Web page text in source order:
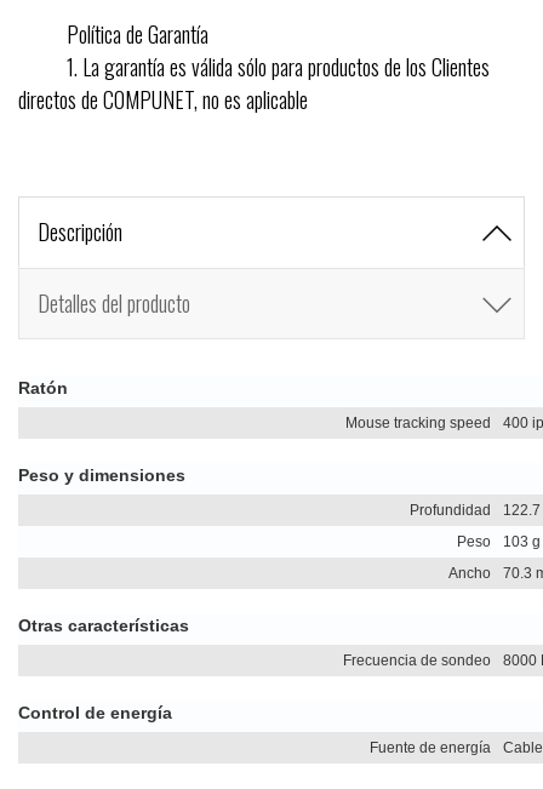
Política de Garantía
1. La garantía es válida sólo para productos de los Clientes
directos de COMPUNET, no es aplicable
Descripción
Detalles del producto
Ratón
Mouse tracking speed 400
Peso y dimensiones
Profundidad
Peso
103 g
Ancho
70.3
Otras características
Frecuencia de sondeo 8000
Control de energía
Fuente de energía Cable